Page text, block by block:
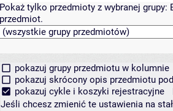
Pokaż tylko przedmioty z wybranej grupy:
przedmiot.
pokazuj grupy przedmiotu w kolumnie
pokazuj skrócony opis przedmiotu
pokazuj cykle i koszyki rejestracyjne
Jeśli chcesz zmienić te ustawienia na